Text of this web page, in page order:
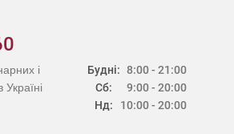
Будні:
Сб:
Нд:
8:00 - 21:00
9:00 - 20:00
10:00 - 20:00
і